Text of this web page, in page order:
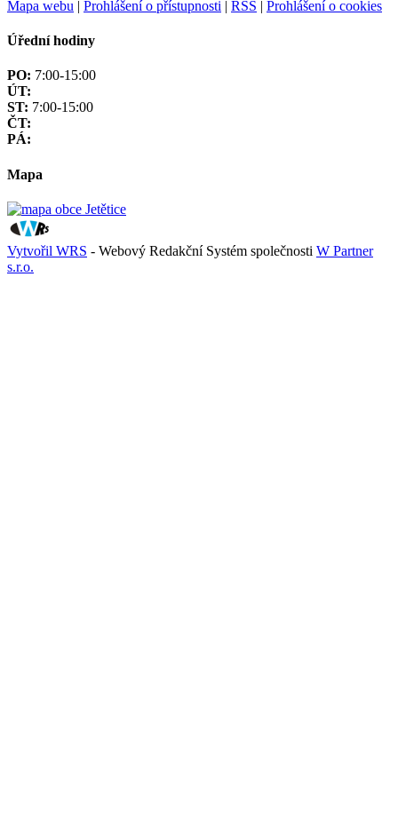
Mapa webu | Prohlášení o přístupnosti | RSS | Prohlášení o cookies
Úřední hodiny
PO: 7:00-15:00
ÚT:
ST: 7:00-15:00
ČT:
PÁ:
Mapa
Vytvořil WRS - Webový Redakční Systém společnosti W Partner
s.r.o.